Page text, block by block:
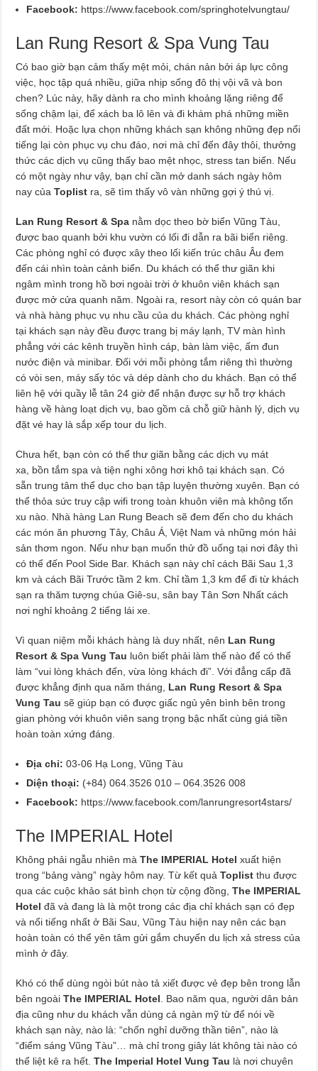
Facebook: https://www.facebook.com/springhotelvungtau/
Lan Rung Resort & Spa Vung Tau
Có bao giờ bạn cảm thấy mệt mỏi, chán nản bởi áp lực công
việc, học tập quá nhiều, giữa nhịp sống đô thị vội vã và bon
chen? Lúc này, hãy dành ra cho mình khoảng lặng riêng để
sống chậm lại, để xách ba lô lên và đi khám phá những miền
đất mới. Hoặc lựa chọn những khách sạn không những đẹp nổi
tiếng lại còn phục vụ chu đáo, nơi mà chỉ đến đây thôi, thưởng
thức các dịch vụ cũng thấy bao mệt nhọc, stress tan biến. Nếu
có một ngày như vậy, bạn chỉ cần mở danh sách ngày hôm
nay củaToplist ra, sẽ tìm thấy vô vàn những gợi ý thú vị.
Lan Rung Resort & Spa nằm dọc theo bờ biển Vũng Tàu,
được bao quanh bởi khu vườn có lối đi dẫn ra bãi biển riêng.
Các phòng nghỉ có được xây theo lối kiến trúc châu Âu đem
đến cái nhìn toàn cảnh biển. Du khách có thể thư giãn khi
ngâm mình trong hồ bơi ngoài trời ở khuôn viên khách sạn
được mở cửa quanh năm. Ngoài ra, resort này còn có quán bar
và nhà hàng phục vụ nhu cầu của du khách. Các phòng nghỉ
tại khách sạn này đều được trang bị máy lạnh, TV màn hình
phẳng với các kênh truyền hình cáp, bàn làm việc, ấm đun
nước điện và minibar. Đối với mỗi phòng tắm riêng thì thường
có vòi sen, máy sấy tóc và dép dành cho du khách. Bạn có thể
liên hệ với quầy lễ tân 24 giờ để nhận được sự hỗ trợ khách
hàng về hàng loạt dịch vụ, bao gồm cả chỗ giữ hành lý, dịch vụ
đặt vé hay là sắp xếp tour du lịch.
Chưa hết, bạn còn có thể thư giãn bằng các dịch vụ mát
xa, bồn tắm spa và tiện nghi xông hơi khô tại khách sạn. Có
sẵn trung tâm thể dục cho bạn tập luyện thường xuyên. Bạn có
thể thỏa sức truy cập wifi trong toàn khuôn viên mà không tốn
xu nào. Nhà hàng Lan Rung Beach sẽ đem đến cho du khách
các món ăn phương Tây, Châu Á, Việt Nam và những món hải
sản thơm ngon. Nếu như bạn muốn thử đồ uống tại nơi đây thì
có thể đến Pool Side Bar. Khách sạn này chỉ cách Bãi Sau 1,3
km và cách Bãi Trước tầm 2 km. Chỉ tầm 1,3 km để đi từ khách
sạn ra thăm tượng chúa Giê-su, sân bay Tân Sơn Nhất cách
nơi nghỉ khoảng 2 tiếng lái xe.
Vì quan niệm mỗi khách hàng là duy nhất, nên Lan Rung
Resort & Spa Vung Tau luôn biết phải làm thế nào để có thể
làm “vui lòng khách đến, vừa lòng khách đi”. Với đẳng cấp đã
được khẳng định qua năm tháng, Lan Rung Resort & Spa
Vung Tau sẽ giúp bạn có được giấc ngủ yên bình bên trong
gian phòng với khuôn viên sang trọng bậc nhất cùng giá tiền
hoàn toàn xứng đáng.
Địa chỉ:03-06 Hạ Long, Vũng Tàu
Diện thoại: (+84) 064.3526 010 – 064.3526 008
Facebook: https://www.facebook.com/lanrungresort4stars/
The IMPERIAL Hotel
Không phải ngẫu nhiên màThe IMPERIAL Hotel xuất hiện
trong “bảng vàng” ngày hôm nay. Từ kết quả Toplistthu được
qua các cuộc khảo sát bình chọn từ cộng đồng,The IMPERIAL
Hotel đã và đang là là một trong các địa chỉ khách sạn có đẹp
và nổi tiếng nhất ở Bãi Sau, Vũng Tàu hiện nay nên các bạn
hoàn toàn có thể yên tâm gửi gắm chuyến du lịch xả stress của
mình ở đây.
Khó có thể dùng ngòi bút nào tả xiết được vẻ đẹp bên trong lẫn
bên ngoàiThe IMPERIAL Hotel . Bao năm qua, người dân bản
địa cũng như du khách vẫn dùng cả ngàn mỹ từ để nói về
khách sạn này, nào là: “chốn nghỉ dưỡng thần tiên”, nào là
“điểm sáng Vũng Tàu”… mà chỉ trong giây lát không tài nào có
thể liệt kê ra hết.The Imperial Hotel Vung Tau là nơi chuyên